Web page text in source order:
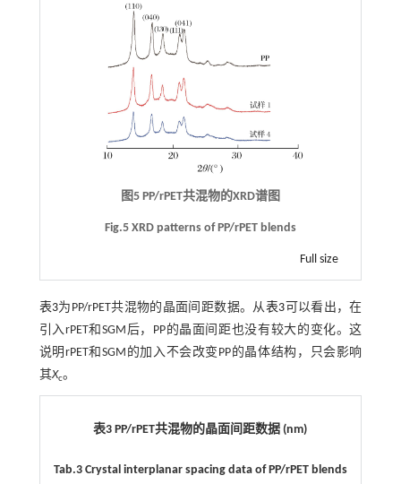
图5 PP/rPET共混物的XRD谱图
Fig.5 XRD patterns of PP/rPET blends
Full size
表3为PP/rPET共混物的晶面间距数据。从表3 可以看出，在
引入rPET和SGM后，PP的晶面间距也没有较大的变化。这
说明rPET和SGM的加入不会改变PP的晶体结构，只会影响
其Xc。
表3 PP/rPET共混物的晶面间距数据 (nm)
Tab.3 Crystal interplanar spacing data of PP/rPET blends